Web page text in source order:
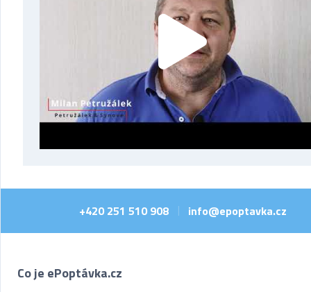
+420 251 510 908 info@epoptavka.cz
Co je ePoptávka.cz